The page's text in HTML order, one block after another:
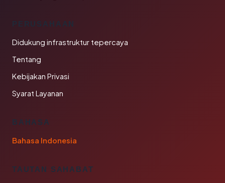
PERUSAHAAN
Didukung infrastruktur tepercaya
Tentang
Kebijakan Privasi
Syarat Layanan
BAHASA
Bahasa Indonesia
TAUTAN SAHABAT